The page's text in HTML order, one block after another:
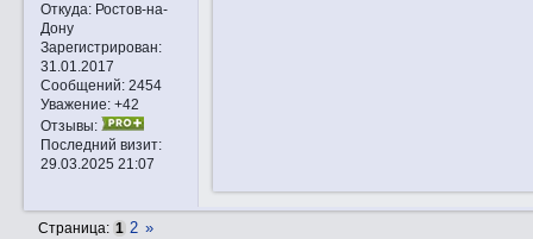
Откуда:Ростов-на-
Дону
Зарегистрирован:
31.01.2017
Сообщений:2454
Уважение: +42
Отзывы:
Последний визит:
29.03.2025 21:07
Страница: 1 2 »